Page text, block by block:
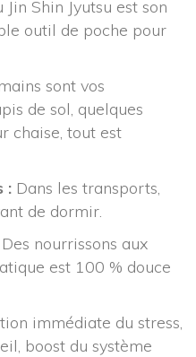
Shin Jyutsu est son
outil de poche pour
sont vos
de sol, quelques
chaise, tout est
: Dans les transports,
de dormir.
Des nourrissons aux
est 100 % douce
immédiate du stress,
boost du système